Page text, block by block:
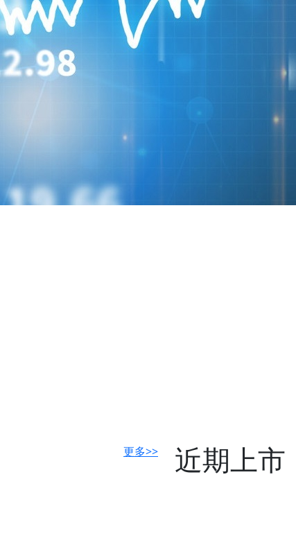
更多>> 近期上市